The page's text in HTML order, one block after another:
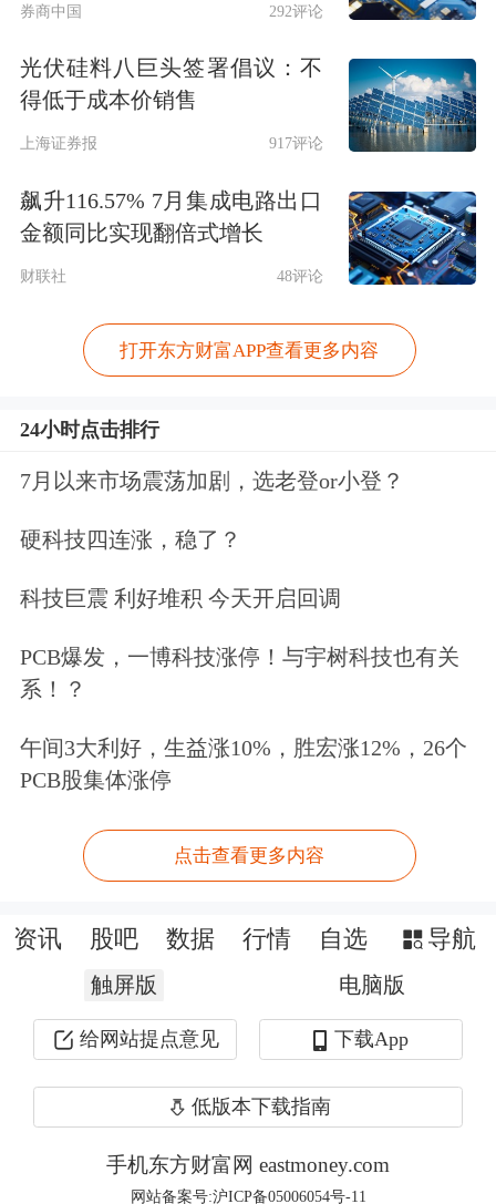
从赛道来说，AI、 创新药，是
外资聚焦的三大主线。
首先，AI产业链仍是外资调研关注度最
高的方向之一。例如：欧陆通、澜起科
W、聚辰股份、麦格米特、蓝特光学
通信、AI存储等热门领域。
尤其是给全球AI基础设施“卖铲子”的公
司，受到外资持续青睐。例如，欧陆通
在5月7日接受高盛、安联、Point72、安
数据中心
AMD、Juniper等建立合作关系，同步
务接洽，进一步开拓全球市场。
外资在密集调研 的同时，也在用“真金
白银”买入。欧陆通2026年一季报显
示，瑞银集团新进入公司前十大流通股
东榜；同期，香港中央结算有限公司也
进一步增持。
其次，是机器人及工业自动化板块。二
券商中国 292评论
光伏硅料八巨头签署倡议：不
得低于成本价销售
上海证券报 917评论
飙升116.57% 7月集成电路出口
金额同比实现翻倍式增长
财联社 48评论
打开东方财富APP查看更多内容
24小时点击排行
7月以来市场震荡加剧，选老登or小登？
硬科技四连涨，稳了？
科技巨震 利好堆积 今天开启回调
PCB爆发，一博科技涨停！与宇树科技也有关
系！？
午间3大利好，生益涨10%，胜宏涨12%，26个
PCB股集体涨停
点击查看更多内容
资讯 股吧 数据 行情 自选 导航
触屏版 电脑版
给网站提点意见 下载App
低版本下载指南
手机东方财富网 eastmoney.com
网站备案号:沪ICP备05006054号-11